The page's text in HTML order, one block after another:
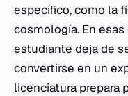
específico, como la
cosmología. En
estudiante deja de
convertirse en un
licenciatura prepara